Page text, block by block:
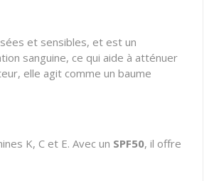
et sensibles, et est un
sanguine, ce qui aide à atténuer
elle agit comme un baume
K, C et E. Avec un SPF50, il offre